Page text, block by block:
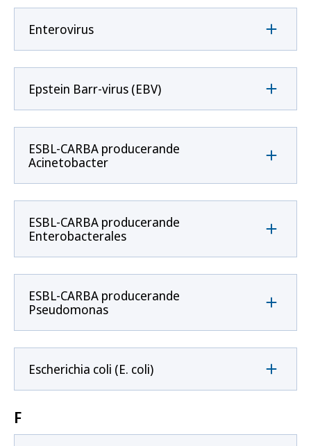
Enterovirus
Epstein Barr-virus (EBV)
ESBL-CARBA producerande
Acinetobacter
ESBL-CARBA producerande
Enterobacterales
ESBL-CARBA producerande
Pseudomonas
Escherichia coli (E. coli)
F